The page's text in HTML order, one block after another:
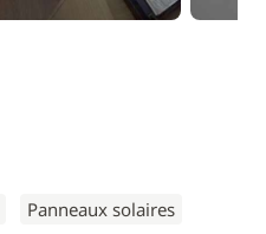
Panneaux solaires